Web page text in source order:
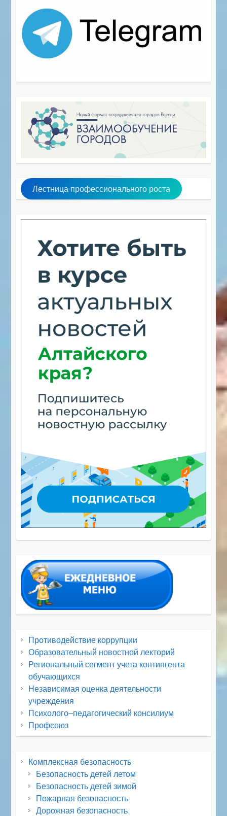
Лестница профессионального роста
Противодействие коррупции
Образовательный новостной лекторий
Региональный сегмент учета контингента
обучающихся
Независимая оценка деятельности
учреждения
Психолого–педагогический консилиум
Профсоюз
Комплексная безопасность
Безопасность детей летом
Безопасность детей зимой
Пожарная безопасность
Дорожная безопасность